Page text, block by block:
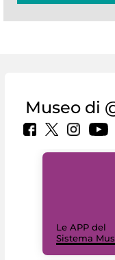
Museo di
Le APP del
Sistema